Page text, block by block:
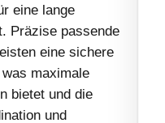
eine lange
Präzise passende
eine sichere
maximale
bietet und die
und